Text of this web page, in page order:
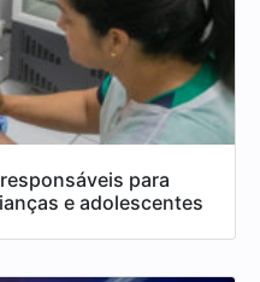
para
e adolescentes